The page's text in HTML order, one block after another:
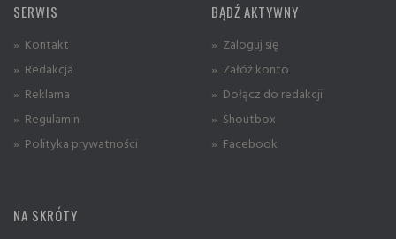
SERWIS
» Kontakt
» Redakcja
» Reklama
» Regulamin
» Polityka prywatności
BĄDŹ AKTYWNY
» Zaloguj się
» Załóż konto
» Dołącz do redakcji
» Shoutbox
» Facebook
NA SKRÓTY